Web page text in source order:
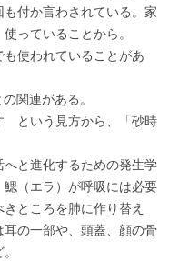
付か言わされている。家
っていることから。
使われていることがあ
関連がある。
という見方から、「砂時
と進化するための発生学
（エラ）が呼吸には必要
ところを肺に作り替え
の一部や、頭蓋、顔の骨